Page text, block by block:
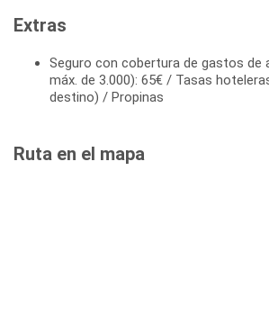
Extras
Seguro con cobertura de gastos de
máx. de 3.000): 65€ / Tasas
destino) / Propinas
Ruta en el mapa